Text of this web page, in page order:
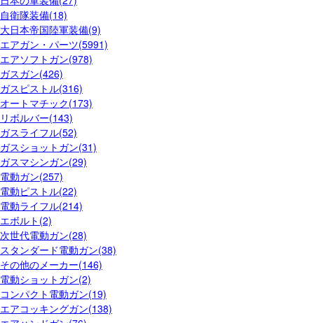
自衛隊装備(18)
大日本帝国陸軍装備(9)
エアガン・パーツ(5991)
エアソフトガン(978)
ガスガン(426)
ガスピストル(316)
オートマチック(173)
リボルバー(143)
ガスライフル(52)
ガスショットガン(31)
ガスマシンガン(29)
電動ガン(257)
電動ピストル(22)
電動ライフル(214)
エボルト(2)
次世代電動ガン(28)
スタンダード電動ガン(38)
その他のメーカー(146)
電動ショットガン(2)
コンパクト電動ガン(19)
エアコッキングガン(138)